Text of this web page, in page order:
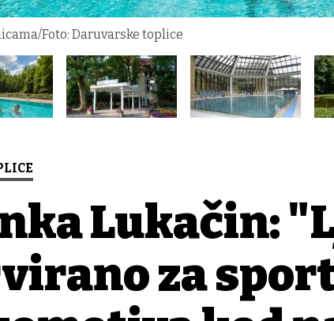
Foto: Daruvarske toplice
Lukačin:
za